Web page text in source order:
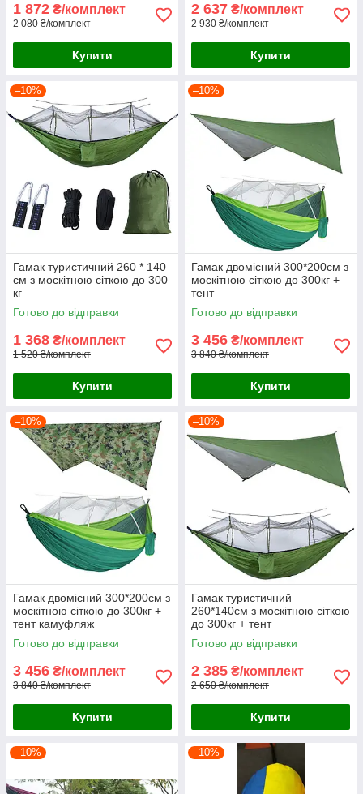
1 872 ₴/комплект
2 080 ₴/комплект
Купити
2 637 ₴/комплект
2 930 ₴/комплект
Купити
–10%
Гамак туристичний 260 * 140
см з москітною сіткою до 300
кг
Готово до відправки
1 368 ₴/комплект
1 520 ₴/комплект
Купити
–10%
Гамак двомісний 300*200см з
москітною сіткою до 300кг +
тент
Готово до відправки
3 456 ₴/комплект
3 840 ₴/комплект
Купити
–10%
Гамак двомісний 300*200см з
москітною сіткою до 300кг +
тент камуфляж
Готово до відправки
3 456 ₴/комплект
3 840 ₴/комплект
Купити
–10%
Гамак туристичний
260*140см з москітною сіткою
до 300кг + тент
Готово до відправки
2 385 ₴/комплект
2 650 ₴/комплект
Купити
–10% –10%